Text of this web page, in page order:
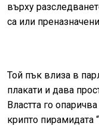
върху
са или
Той пък влиза в
плакати и дава
Властта го
крипто пирамидата